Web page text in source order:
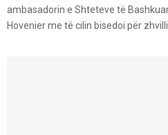
ambasadorin e Shteteve të
Hovenier me të cilin bisedoi për